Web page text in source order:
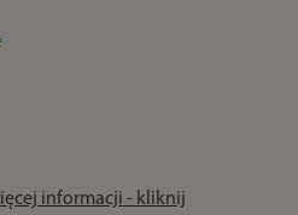
informacji - kliknij